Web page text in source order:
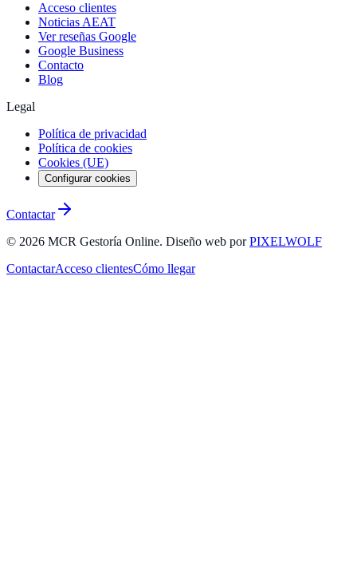
Acceso clientes
Noticias AEAT
Ver reseñas Google
Google Business
Contacto
Blog
Legal
Política de privacidad
Política de cookies
Cookies (UE)
Configurar cookies
Contactar
© 2026 MCR Gestoría Online. Diseño web por PIXELWOLF
ContactarAcceso clientesCómo llegar